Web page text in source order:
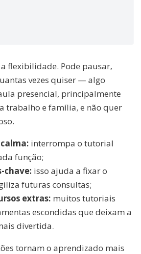
flexibilidade. Pode pausar,
vezes quiser — algo
presencial, principalmente
trabalho e família, e não quer
interrompa o tutorial
função;
chave: isso ajuda a fixar o
futuras consultas;
extras: muitos tutoriais
escondidas que deixam a
divertida.
tornam o aprendizado mais